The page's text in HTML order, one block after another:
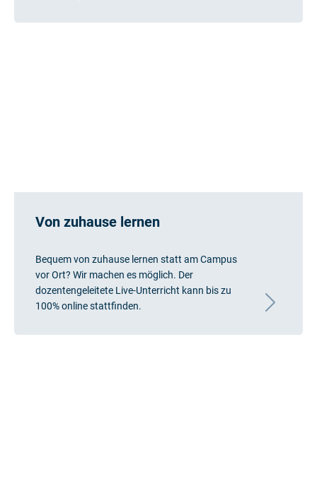
Von zuhause lernen
Bequem von zuhause lernen statt am Campus
vor Ort? Wir machen es möglich. Der
dozentengeleitete Live-Unterricht kann bis zu
100% online stattfinden.